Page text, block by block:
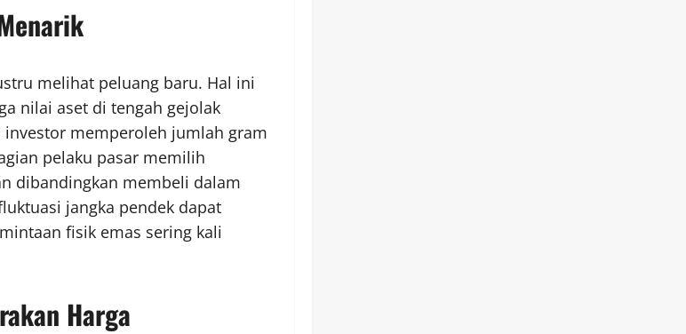
melihat peluang baru. Hal ini
nilai aset di tengah gejolak
memperoleh jumlah gram
pelaku pasar memilih
dibandingkan membeli dalam
jangka pendek dapat
fisik emas sering kali
Harga